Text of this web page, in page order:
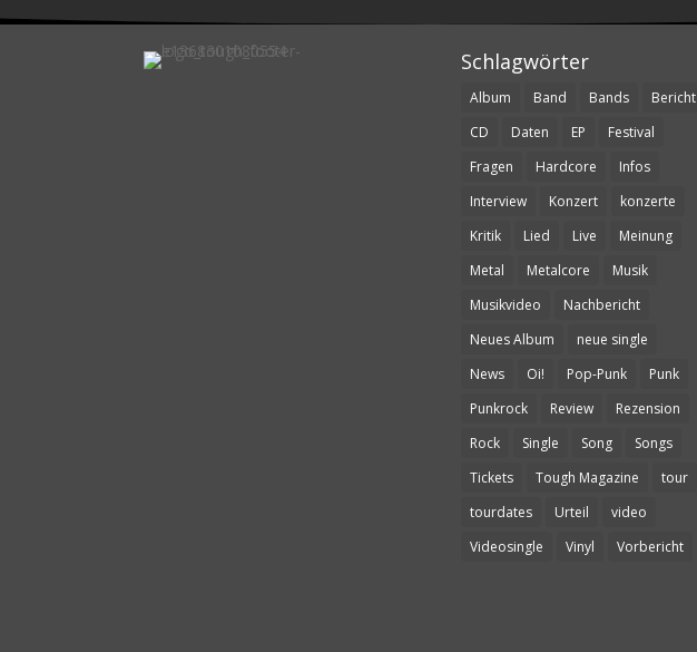
Schlagwörter
Album Band Bands
Bericht
CD
Daten EP
Festival
Fragen
Hardcore
Infos
Interview
Konzert
konzerte
Kritik
Lied Live
Meinung
Metal
Metalcore
Musik
Musikvideo
Nachbericht
Neues Album
neue single
News
Oi! Pop-Punk
Punk
Punkrock
Review
Rezension
Rock
Single Song
Songs
Tickets
Tough Magazine
tour
tourdates
Urteil
video
Videosingle
Vinyl Vorbericht